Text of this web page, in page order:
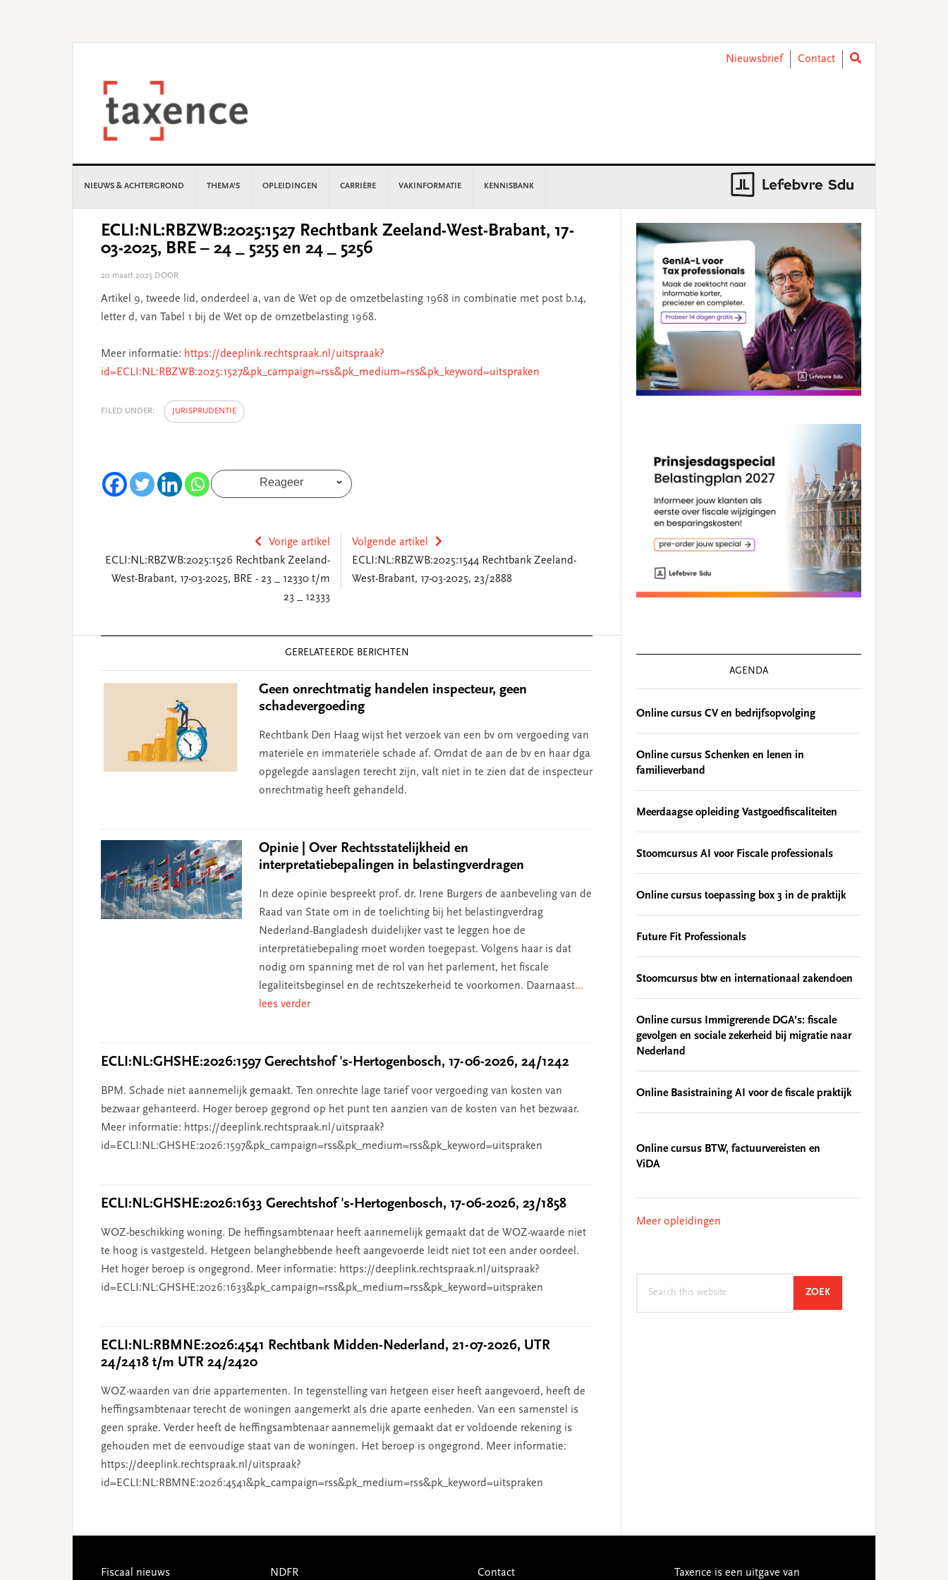
Nieuwsbrief
Contact
NIEUWS & ACHTERGROND THEMA’S OPLEIDINGEN CARRIÈRE VAKINFORMATIE KENNISBANK
ECLI:NL:RBZWB:2025:1527 Rechtbank Zeeland-West-Brabant, 17-
03-2025, BRE – 24 _ 5255 en 24 _ 5256
20 maart 2025 DOOR
Artikel 9, tweede lid, onderdeel a, van de Wet op de omzetbelasting 1968 in combinatie met post b.14,
letter d, van Tabel 1 bij de Wet op de omzetbelasting 1968.
Meer informatie: https://deeplink.rechtspraak.nl/uitspraak?
id=ECLI:NL:RBZWB:2025:1527&pk_campaign=rss&pk_medium=rss&pk_keyword=uitspraken
FILED UNDER: JURISPRUDENTIE
Reageer
Vorige artikel
ECLI:NL:RBZWB:2025:1526 Rechtbank Zeeland-
West-Brabant, 17-03-2025, BRE - 23 _ 12330 t/m
23 _ 12333
Volgende artikel
ECLI:NL:RBZWB:2025:1544 Rechtbank Zeeland-
West-Brabant, 17-03-2025, 23/2888
GERELATEERDE BERICHTEN
Geen onrechtmatig handelen inspecteur, geen
schadevergoeding
Rechtbank Den Haag wijst het verzoek van een bv om vergoeding van
materiële en immateriële schade af. Omdat de aan de bv en haar dga
opgelegde aanslagen terecht zijn, valt niet in te zien dat de inspecteur
onrechtmatig heeft gehandeld.
Opinie | Over Rechtsstatelijkheid en
interpretatiebepalingen in belastingverdragen
In deze opinie bespreekt prof. dr. Irene Burgers de aanbeveling van de
Raad van State om in de toelichting bij het belastingverdrag
Nederland-Bangladesh duidelijker vast te leggen hoe de
interpretatiebepaling moet worden toegepast. Volgens haar is dat
nodig om spanning met de rol van het parlement, het fiscale
legaliteitsbeginsel en de rechtszekerheid te voorkomen. Daarnaast...
lees verder
ECLI:NL:GHSHE:2026:1597 Gerechtshof 's-Hertogenbosch, 17-06-2026, 24/1242
BPM. Schade niet aannemelijk gemaakt. Ten onrechte lage tarief voor vergoeding van kosten van
bezwaar gehanteerd. Hoger beroep gegrond op het punt ten aanzien van de kosten van het bezwaar.
Meer informatie: https://deeplink.rechtspraak.nl/uitspraak?
id=ECLI:NL:GHSHE:2026:1597&pk_campaign=rss&pk_medium=rss&pk_keyword=uitspraken
ECLI:NL:GHSHE:2026:1633 Gerechtshof 's-Hertogenbosch, 17-06-2026, 23/1858
WOZ-beschikking woning. De heffingsambtenaar heeft aannemelijk gemaakt dat de WOZ-waarde niet
te hoog is vastgesteld. Hetgeen belanghebbende heeft aangevoerde leidt niet tot een ander oordeel.
Het hoger beroep is ongegrond. Meer informatie: https://deeplink.rechtspraak.nl/uitspraak?
id=ECLI:NL:GHSHE:2026:1633&pk_campaign=rss&pk_medium=rss&pk_keyword=uitspraken
ECLI:NL:RBMNE:2026:4541 Rechtbank Midden-Nederland, 21-07-2026, UTR
24/2418 t/m UTR 24/2420
WOZ-waarden van drie appartementen. In tegenstelling van hetgeen eiser heeft aangevoerd, heeft de
heffingsambtenaar terecht de woningen aangemerkt als drie aparte eenheden. Van een samenstel is
geen sprake. Verder heeft de heffingsambtenaar aannemelijk gemaakt dat er voldoende rekening is
gehouden met de eenvoudige staat van de woningen. Het beroep is ongegrond. Meer informatie:
https://deeplink.rechtspraak.nl/uitspraak?
id=ECLI:NL:RBMNE:2026:4541&pk_campaign=rss&pk_medium=rss&pk_keyword=uitspraken
Sidebar
AGENDA
Online cursus CV en bedrijfsopvolging
Online cursus Schenken en lenen in
familieverband
Meerdaagse opleiding Vastgoedfiscaliteiten
Stoomcursus AI voor Fiscale professionals
Online cursus toepassing box 3 in de praktijk
Future Fit Professionals
Stoomcursus btw en internationaal zakendoen
Online cursus Immigrerende DGA’s: fiscale
gevolgen en sociale zekerheid bij migratie naar
Nederland
Online Basistraining AI voor de fiscale praktijk
Online cursus BTW, factuurvereisten en
ViDA
Meer opleidingen
ZOEKSEARCH
Footer
Fiscaal nieuws NDFR Contact Taxence is een uitgave van